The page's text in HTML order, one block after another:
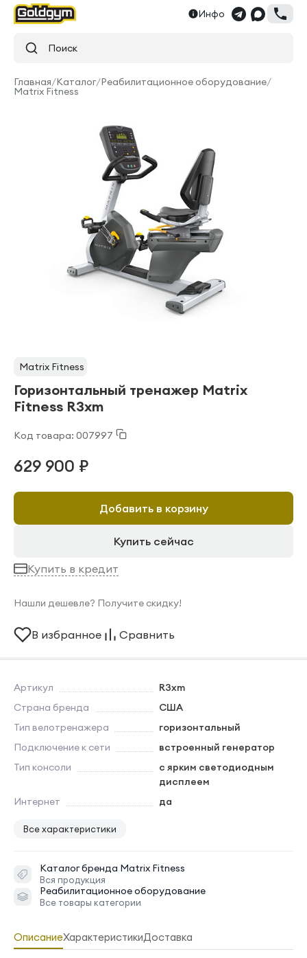
Инфо
Поиск
Главная/Каталог/Реабилитационное оборудование/
Matrix Fitness
Matrix Fitness
Горизонтальный тренажер Matrix
Fitness R3xm
Код товара: 007997
Артикул
R3xm
Страна бренда
США
Тип велотренажера
горизонтальный
Подключение к сети
встроенный генератор
Тип консоли
с ярким светодиодным
дисплеем
Интернет
да
Все характеристики
Каталог бренда Matrix Fitness
Вся продукция
Реабилитационное оборудование
Все товары категории
629 900 ₽
Добавить в корзину
Купить сейчас
Купить в кредит
Нашли дешевле? Получите скидку!
В избранное Сравнить
ОписаниеХарактеристикиДоставка